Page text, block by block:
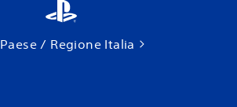
Paese / Regione Italia